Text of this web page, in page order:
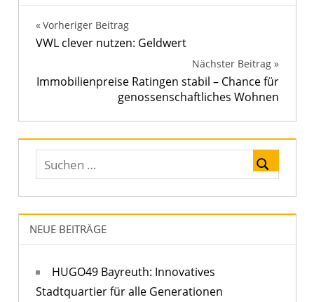
Beitragsnavigation
Vorheriger Beitrag
VWL clever nutzen: Geldwert
Nächster Beitrag
Immobilienpreise Ratingen stabil – Chance für
genossenschaftliches Wohnen
NEUE BEITRÄGE
HUGO49 Bayreuth: Innovatives
Stadtquartier für alle Generationen